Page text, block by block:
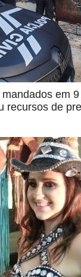
em
recursos de